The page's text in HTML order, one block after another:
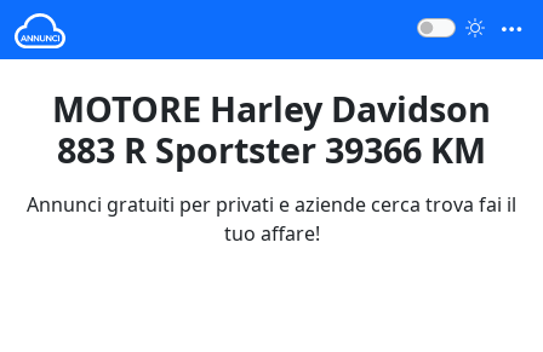
MOTORE Harley Davidson
883 R Sportster 39366 KM
Annunci gratuiti per privati e aziende cerca trova fai il
tuo affare!